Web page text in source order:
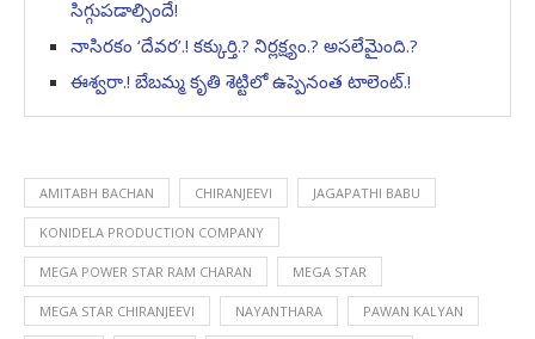
సిగ్గుపడాల్సిందే!
నాసిరకం ‘దేవర’.! కక్కుర్తి.? నిర్లక్ష్యం.? అసలేమైంది.?
ఈశ్వరా.! బేబమ్మ కృతి శెట్టిలో ఉప్పెనంత టాలెంట్.!
AMITABH BACHAN CHIRANJEEVI JAGAPATHI BABU
KONIDELA PRODUCTION COMPANY
MEGA POWER STAR RAM CHARAN MEGA STAR
MEGA STAR CHIRANJEEVI NAYANTHARA PAWAN KALYAN